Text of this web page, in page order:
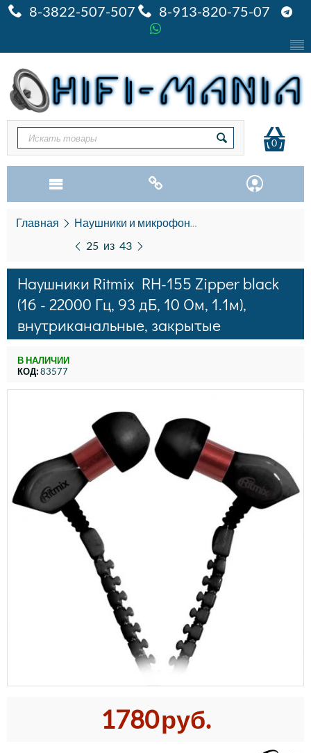
8-3822-507-507 8-913-820-75-07
0
Главная Наушники и микрофоны
25 из 43
Наушники Ritmix RH-155 Zipper black
(16 - 22000 Гц, 93 дБ, 10 Ом, 1.1м),
внутриканальные, закрытые
В НАЛИЧИИ
КОД:83577
1780руб.